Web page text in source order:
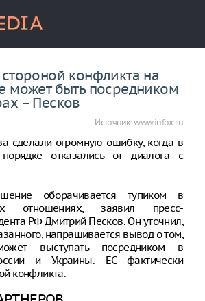
стороной конфликта на
может быть посредником
– Песков
Источник:www.infox.ru
сделали огромную ошибку, когда в
отказались от диалога с
оборачивается тупиком в
отношениях, заявил пресс-
РФ Дмитрий Песков. Он уточнил,
напрашивается вывод о том,
выступать посредником в
и Украины. ЕС фактически
конфликта.